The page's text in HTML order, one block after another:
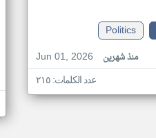
Politics
Jun 01, 2026
منذ شهرين
عدد الكلمات: ٢١٥